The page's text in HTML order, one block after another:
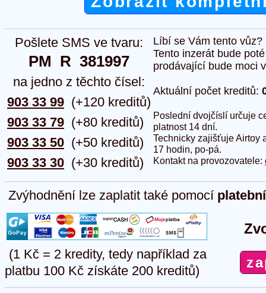
Pošlete SMS ve tvaru:
PM  R  381997
na jedno z těchto čísel:
903 33 99
903 33 79
903 33 50
903 33 30
(+120 kreditů)
(+80 kreditů)
(+50 kreditů)
(+30 kreditů)
Líbí se Vám tento
Tento inzerát bude
prodávající bude moci
Aktuální počet kreditů:
Poslední dvojčíslí určuje
platnost 14 dní.
Technicky zajišťuje Airtoy
17 hodin, po-pá.
Kontakt na provozovatele:
Zvýhodnění lze zaplatit také pomocí
(1 Kč = 2 kredity, tedy například za
platbu 100 Kč získáte 200 kreditů)